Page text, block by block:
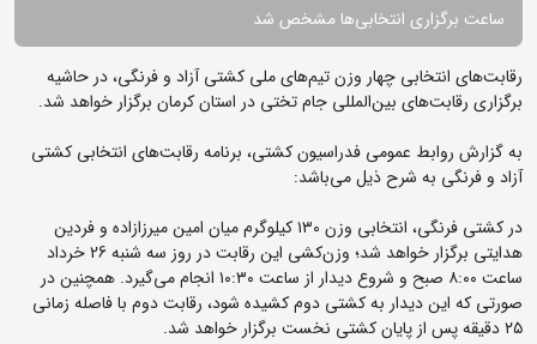
ساعت برگزاری انتخابی‌ها مشخص شد
رقابت‌های انتخابی چهار وزن تیم‌های ملی کشتی آزاد و فرنگی، در حاشیه
برگزاری رقابت‌های بین‌المللی جام تختی در استان کرمان برگزار خواهد شد.
به گزارش روابط عمومی فدراسیون کشتی، برنامه رقابت‌های انتخابی کشتی
آزاد و فرنگی به شرح ذیل می‌باشد:
در کشتی فرنگی، انتخابی وزن ۱۳۰ کیلوگرم میان امین میرزازاده و فردین
هدایتی برگزار خواهد شد؛ وزن‌کشی این رقابت‌ در روز سه شنبه 26 خرداد
ساعت ۸:۰۰ صبح و شروع دیدار از ساعت ۱۰:۳۰ انجام می‌گیرد. همچنین در
صورتی که این دیدار به کشتی دوم کشیده شود، رقابت دوم با فاصله زمانی
۲۵ دقیقه پس از پایان کشتی نخست برگزار خواهد شد.